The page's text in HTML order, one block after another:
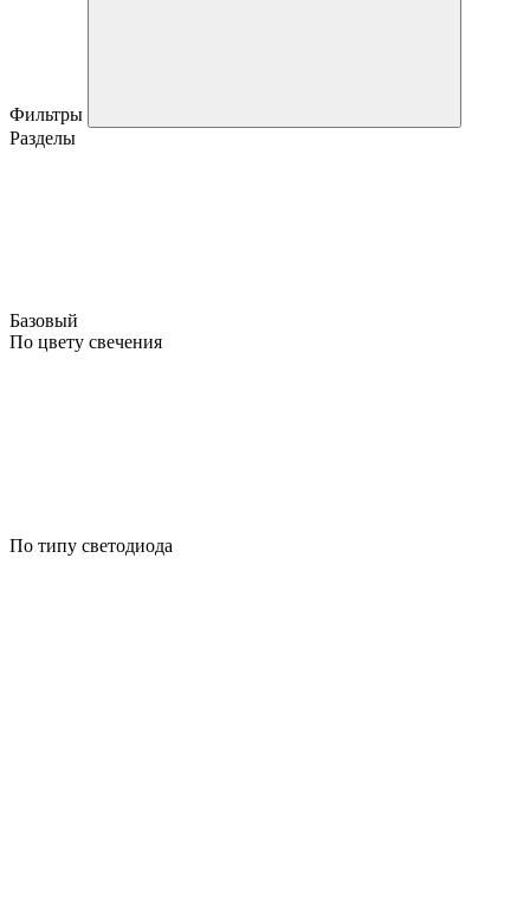
Фильтры
Разделы
Базовый
По цвету свечения
По типу светодиода